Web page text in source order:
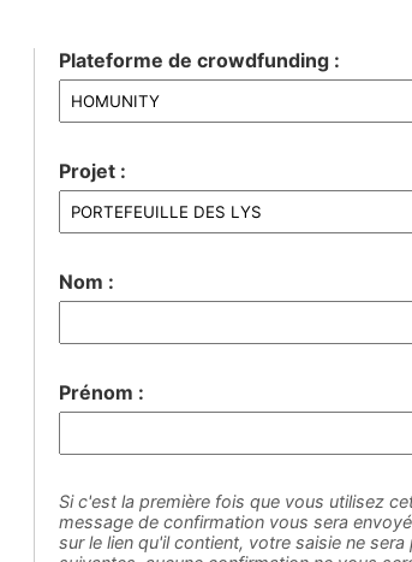
Plateforme de crowdfunding :
Projet :
Nom :
Prénom :
Si c'est la première fois que vous utilisez
message de confirmation vous sera
sur le lien qu'il contient, votre saisie ne